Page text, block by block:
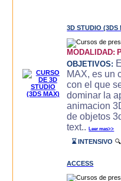
3D STUDIO (3DS
MODALIDAD:
OBJETIVOS:
MAX, es un
con el que
dominar la
animacion
de objetos
text..Leer mas>>
⌛ INTENSIVO
ACCESS